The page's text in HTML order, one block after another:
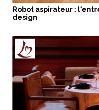
Robot aspirateur :
design